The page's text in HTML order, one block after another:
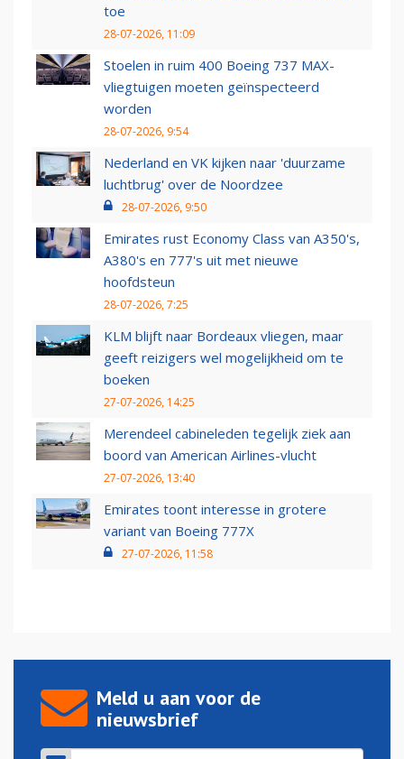
toe
28-07-2026, 11:09
Stoelen in ruim 400 Boeing 737 MAX-
vliegtuigen moeten geïnspecteerd
worden
28-07-2026, 9:54
Nederland en VK kijken naar 'duurzame
luchtbrug' over de Noordzee
28-07-2026, 9:50
Emirates rust Economy Class van A350's,
A380's en 777's uit met nieuwe
hoofdsteun
28-07-2026, 7:25
KLM blijft naar Bordeaux vliegen, maar
geeft reizigers wel mogelijkheid om te
boeken
27-07-2026, 14:25
Merendeel cabineleden tegelijk ziek aan
boord van American Airlines-vlucht
27-07-2026, 13:40
Emirates toont interesse in grotere
variant van Boeing 777X
27-07-2026, 11:58
Meld u aan voor de
nieuwsbrief